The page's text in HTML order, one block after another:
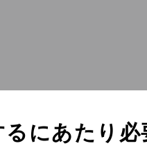
るにあたり